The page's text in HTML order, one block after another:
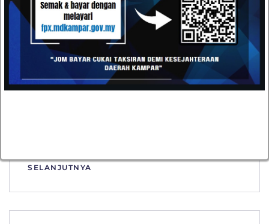
KAMPAR 2026
SELANJUTNYA
SELANJUTNYA